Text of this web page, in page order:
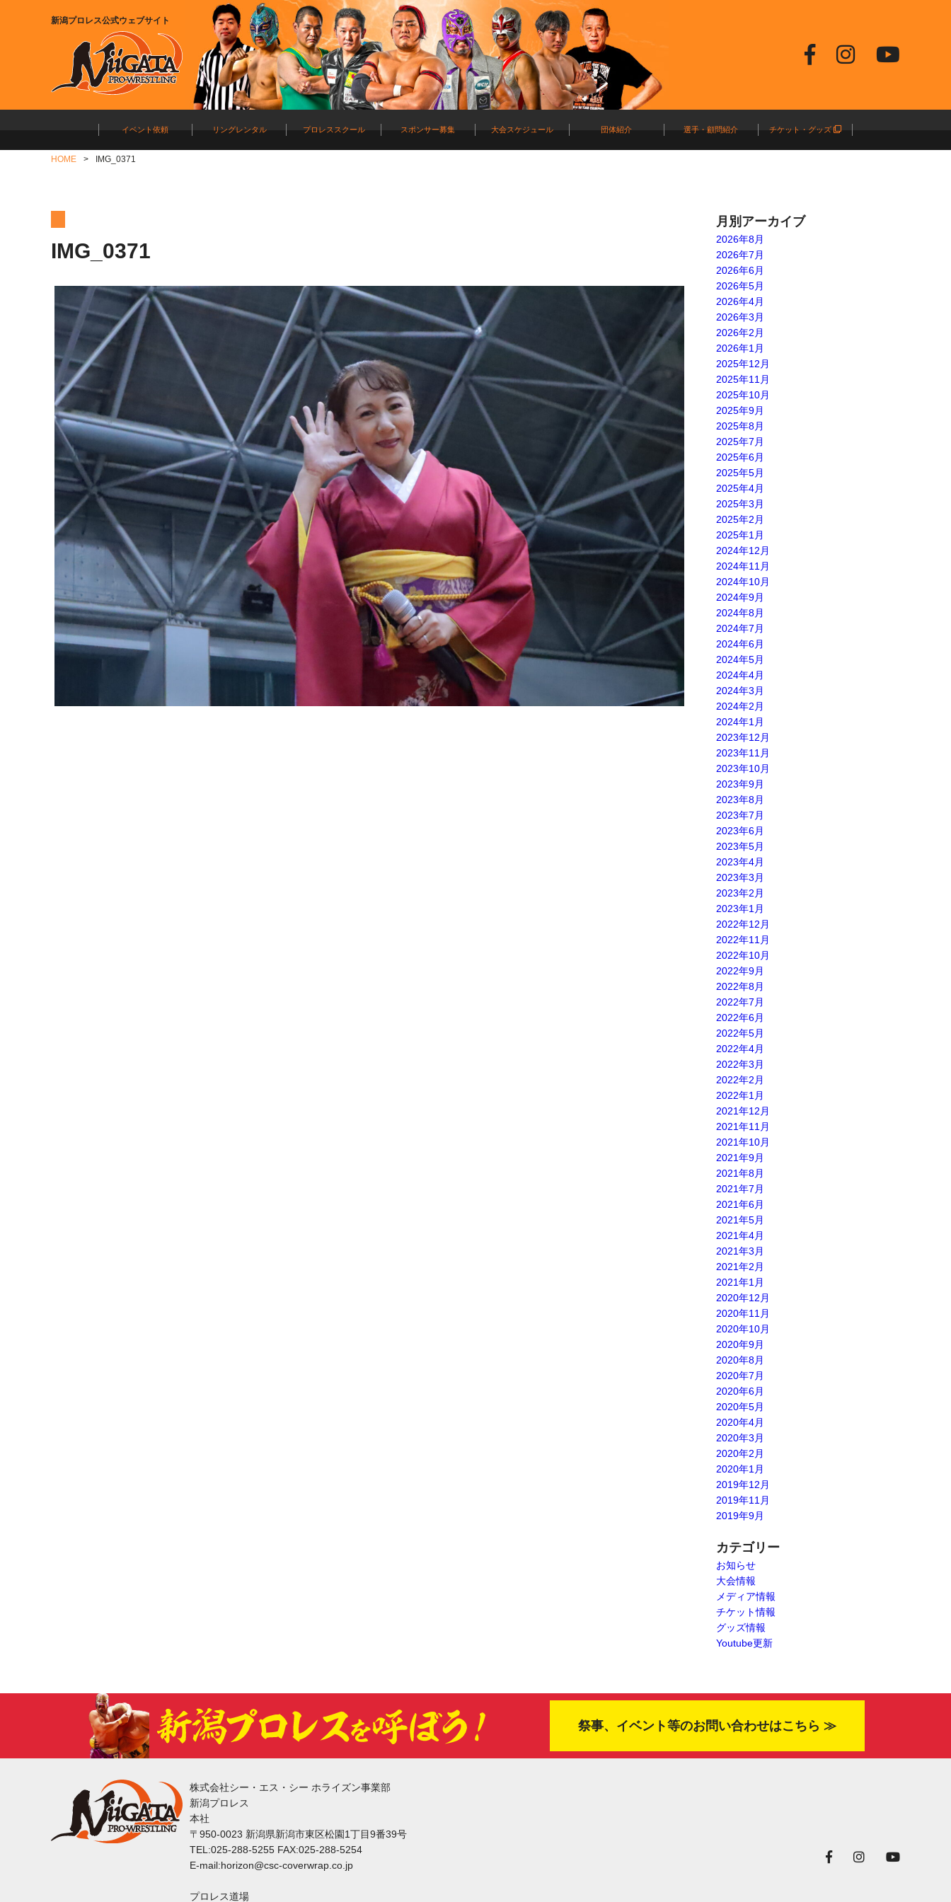
新潟プロレス公式ウェブサイト
イベント依頼 リングレンタル プロレススクール スポンサー募集 大会スケジュール 団体紹介 選手・顧問紹介 チケット・グッズ
HOME IMG_0371
IMG_0371
月別アーカイブ
2026年8月
2026年7月
2026年6月
2026年5月
2026年4月
2026年3月
2026年2月
2026年1月
2025年12月
2025年11月
2025年10月
2025年9月
2025年8月
2025年7月
2025年6月
2025年5月
2025年4月
2025年3月
2025年2月
2025年1月
2024年12月
2024年11月
2024年10月
2024年9月
2024年8月
2024年7月
2024年6月
2024年5月
2024年4月
2024年3月
2024年2月
2024年1月
2023年12月
2023年11月
2023年10月
2023年9月
2023年8月
2023年7月
2023年6月
2023年5月
2023年4月
2023年3月
2023年2月
2023年1月
2022年12月
2022年11月
2022年10月
2022年9月
2022年8月
2022年7月
2022年6月
2022年5月
2022年4月
2022年3月
2022年2月
2022年1月
2021年12月
2021年11月
2021年10月
2021年9月
2021年8月
2021年7月
2021年6月
2021年5月
2021年4月
2021年3月
2021年2月
2021年1月
2020年12月
2020年11月
2020年10月
2020年9月
2020年8月
2020年7月
2020年6月
2020年5月
2020年4月
2020年3月
2020年2月
2020年1月
2019年12月
2019年11月
2019年9月
カテゴリー
お知らせ
大会情報
メディア情報
チケット情報
グッズ情報
Youtube更新
祭事、イベント等のお問い合わせはこちら ≫
株式会社シー・エス・シー ホライズン事業部
新潟プロレス
本社
〒950-0023 新潟県新潟市東区松園1丁目9番39号
TEL:025-288-5255 FAX:025-288-5254
E-mail:horizon@csc-coverwrap.co.jp
プロレス道場